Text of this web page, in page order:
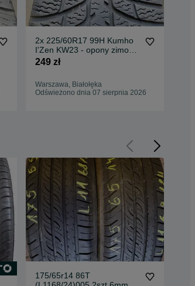
2x 225/60R17 99H Kumho
I'Zen KW23 - opony zimowe
[501]
249 zł
Warszawa, Białołęka
Odświeżono dnia 07 sierpnia 2026
175/65r14 86T